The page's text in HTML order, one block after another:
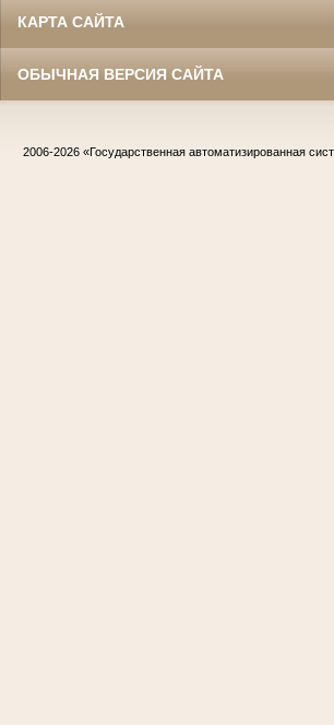
КАРТА САЙТА
ОБЫЧНАЯ ВЕРСИЯ САЙТА
2006-2026 «Государственная автоматизированная